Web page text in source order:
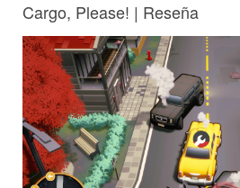
Cargo, Please! | Reseña